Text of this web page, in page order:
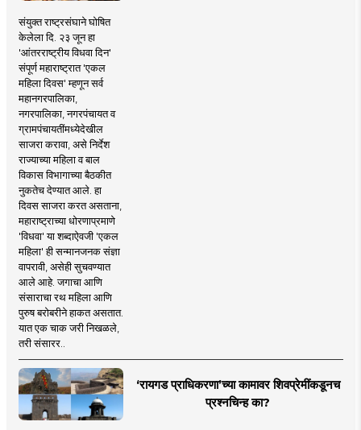
संयुक्त राष्ट्रसंघाने घोषित
केलेला दि. २३ जून हा
'आंतरराष्ट्रीय विधवा दिन'
संपूर्ण महाराष्ट्रात 'एकल
महिला दिवस' म्हणून सर्व
महानगरपालिका,
नगरपालिका, नगरपंचायत व
ग्रामपंचायतींमध्येदेखील
साजरा करावा, असे निर्देश
राज्याच्या महिला व बाल
विकास विभागाच्या बैठकीत
नुकतेच देण्यात आले. हा
दिवस साजरा करत असताना,
महाराष्ट्राच्या धोरणाप्रमाणे
'विधवा' या शब्दाऐवजी 'एकल
महिला' ही सन्मानजनक संज्ञा
वापरावी, असेही सुचवण्यात
आले आहे. जगाचा आणि
संसाराचा रथ महिला आणि
पुरुष बरोबरीने हाकत असतात.
यात एक चाक जरी निखळले,
तरी संसारर..
‘रायगड प्राधिकरणा’च्या कामावर शिवप्रेमींकडूनच
प्रश्नचिन्ह का?